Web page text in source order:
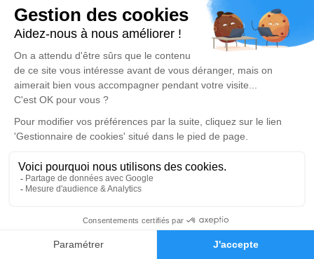
Faire-part Hommages
une anecdote ou exprimer vos pensées à travers des
poèmes ou des textes. Cet endroit est un lieu
d'expression dédié à honorer la mémoire de Guy
ROGEZ.
Un service de plantation d’arbre hommage est
disponible ici.
Je rends hommage
Cérémonie religieuse
Église Saint Pierre - Saint Paul de Le Portel
62480 Le Portel